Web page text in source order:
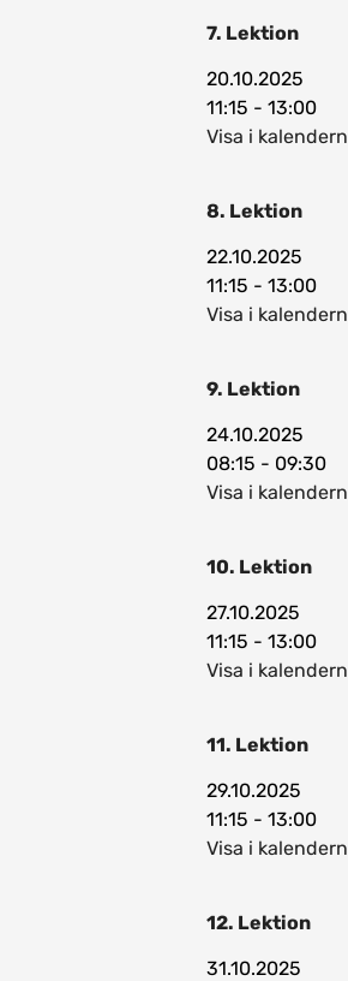
7. Lektion
20.10.2025
11:15 - 13:00
Visa i kalendern
8. Lektion
22.10.2025
11:15 - 13:00
Visa i kalendern
9. Lektion
24.10.2025
08:15 - 09:30
Visa i kalendern
10. Lektion
27.10.2025
11:15 - 13:00
Visa i kalendern
11. Lektion
29.10.2025
11:15 - 13:00
Visa i kalendern
12. Lektion
31.10.2025